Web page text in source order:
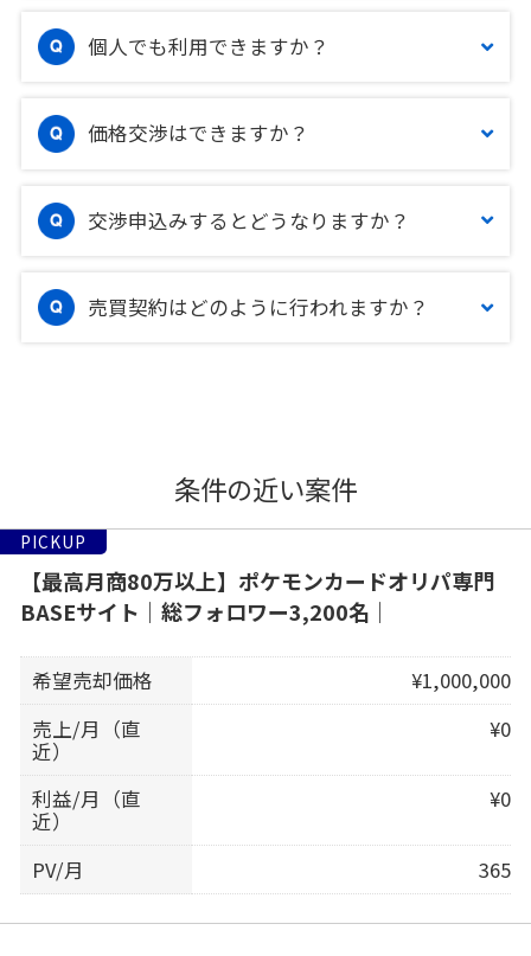
個人でも利用できますか？
価格交渉はできますか？
交渉申込みするとどうなりますか？
売買契約はどのように行われますか？
条件の近い案件
PICKUP
【最高月商80万以上】ポケモンカードオリパ専門
BASEサイト｜総フォロワー3,200名｜
希望売却価格
¥1,000,000
売上/月（直
近）
¥0
利益/月（直
近）
¥0
PV/月 365